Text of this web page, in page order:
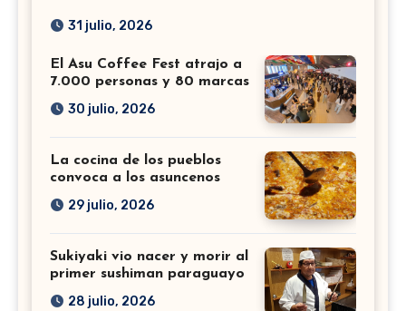
31 julio, 2026
El Asu Coffee Fest atrajo a
7.000 personas y 80 marcas
30 julio, 2026
La cocina de los pueblos
convoca a los asuncenos
29 julio, 2026
Sukiyaki vio nacer y morir al
primer sushiman paraguayo
28 julio, 2026